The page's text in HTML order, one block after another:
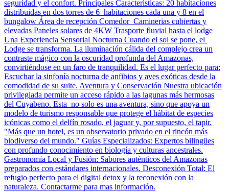
seguridad y el confort. Principales Características: 20 habitaciones
distribuidas en dos torres de 6 habitaciones cada una y 8 en el
bungalow Área de recepción Comedor Caminerias cubiertas y
elevadas Paneles solares de 4KW Trasporte fluvial hasta el lodge
Una Experiencia Sensorial Nocturna Cuando el sol se pone, el
Lodge se transforma. La iluminación cálida del complejo crea un
contraste mágico con la oscuridad profunda del Amazonas,
convirtiéndose en un faro de tranquilidad. Es el lugar perfecto para:
Escuchar la sinfonía nocturna de anfibios y aves exóticas desde la
comodidad de su suite. Aventura y Conservación Nuestra ubicación
privilegiada permite un acceso rápido a las lagunas más hermosas
del Cuyabeno. Esta no solo es una aventura, sino que apoya un
modelo de turismo responsable que protege el hábitat de especies
icónicas como el delfín rosado, el jaguar y, por supuesto, el tapir.
"Más que un hotel, es un observatorio privado en el rincón más
biodiverso del mundo." Guías Especializados: Expertos bilingües
con profundo conocimiento en biología y culturas ancestrales.
Gastronomía Local y Fusión: Sabores auténticos del Amazonas
preparados con estándares internacionales. Desconexión Total: El
refugio perfecto para el digital detox y la reconexión con la
naturaleza. Contactarme para mas información.